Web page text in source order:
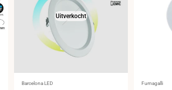
Uitverkocht
Leverancier:
Barcelona LED Leverancier:
Fumagalli